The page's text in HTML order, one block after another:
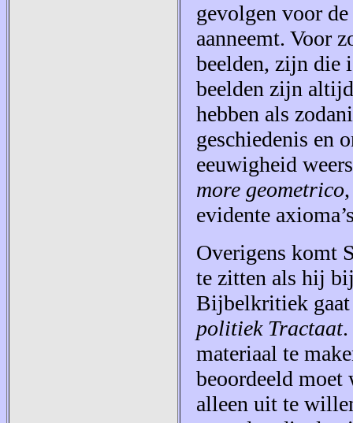
gevolgen voor
aanneemt. Voor
beelden, zijn die
beelden zijn
hebben als
geschiedenis en
eeuwigheid
more geometrico
evidente
Overigens komt
te zitten als hij
Bijbelkritiek
politiek Tractaat.
materiaal te
beoordeeld
alleen uit te